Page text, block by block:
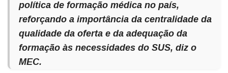
política de formação médica no país,
reforçando a importância da centralidade da
qualidade da oferta e da adequação da
formação às necessidades do SUS, diz o
MEC.